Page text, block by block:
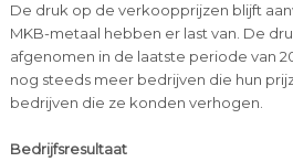
De druk op de verkoopprijzen blijft
MKB-metaal hebben er last van. De
afgenomen in de laatste periode van
nog steeds meer bedrijven die hun
bedrijven die ze konden verhogen.
Bedrijfsresultaat